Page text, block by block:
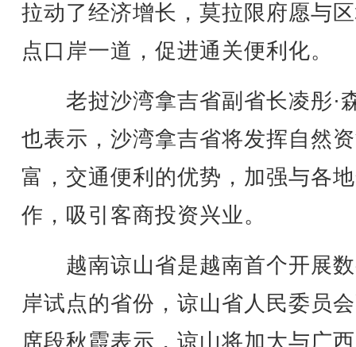
拉动了经济增长，莫拉限府愿与
点口岸一道，促进通关便利化。
老挝沙湾拿吉省副省长凌彤·
也表示，沙湾拿吉省将发挥自然
富，交通便利的优势，加强与各
作，吸引客商投资兴业。
越南谅山省是越南首个开展
岸试点的省份，谅山省人民委员
席段秋霞表示，谅山将加大与广